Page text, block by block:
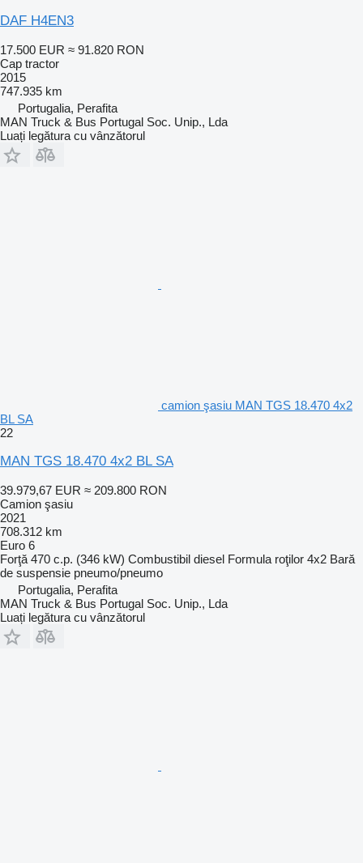
DAF H4EN3
17.500 EUR ≈ 91.820 RON
Cap tractor
2015
747.935 km
Portugalia, Perafita
MAN Truck & Bus Portugal Soc. Unip., Lda
Luați legătura cu vânzătorul
camion şasiu MAN TGS 18.470 4x2
BL SA
22
MAN TGS 18.470 4x2 BL SA
39.979,67 EUR ≈ 209.800 RON
Camion şasiu
2021
708.312 km
Euro 6
Forţă 470 c.p. (346 kW) Combustibil diesel Formula roţilor 4x2 Bară
de suspensie pneumo/pneumo
Portugalia, Perafita
MAN Truck & Bus Portugal Soc. Unip., Lda
Luați legătura cu vânzătorul